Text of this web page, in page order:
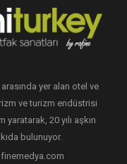
yer alan otel ve
ve turizm endüstrisi
20 yılı aşkın
bulunuyor.